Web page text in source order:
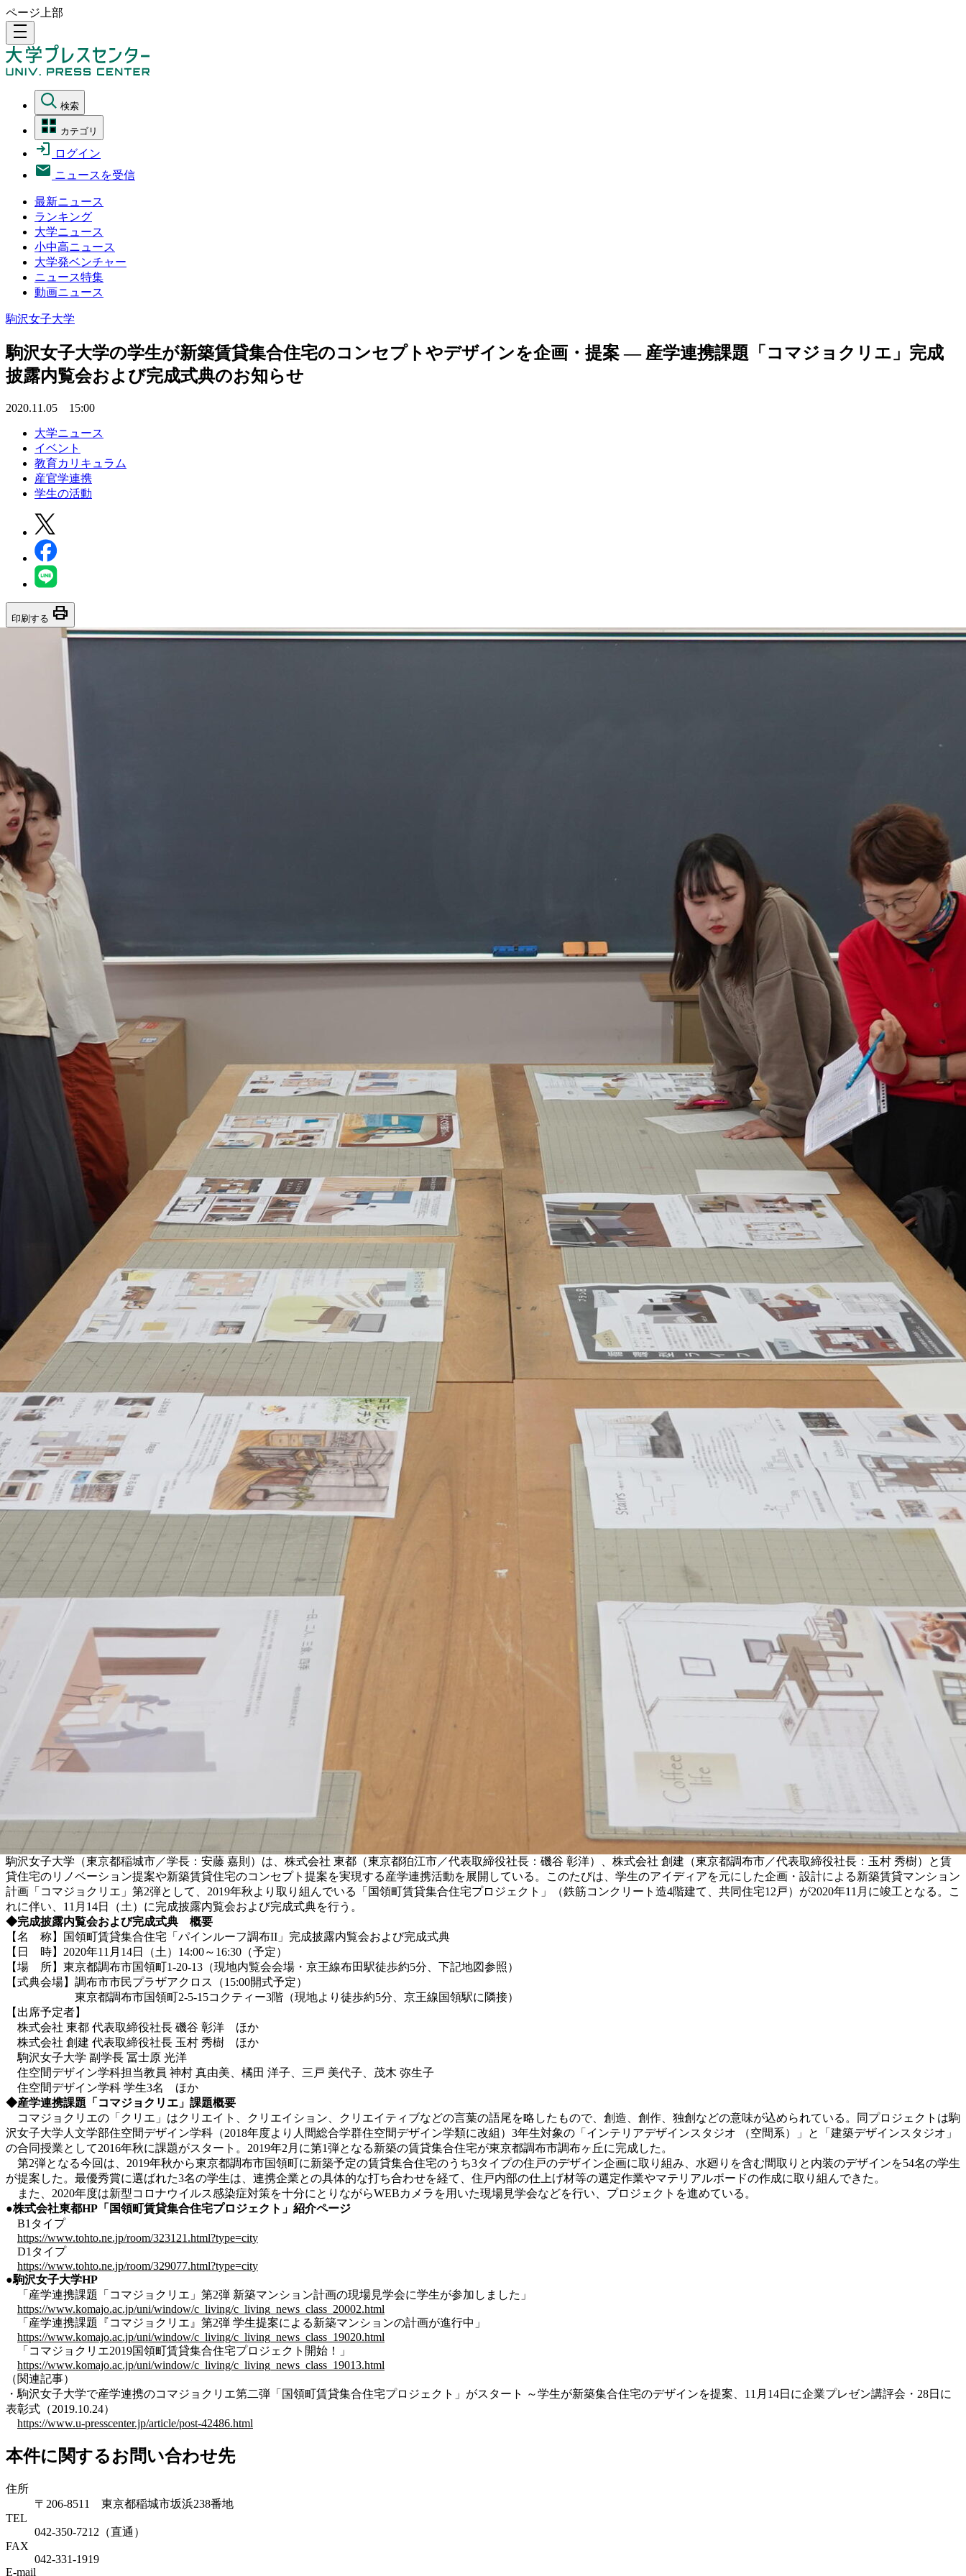
ページ上部
density_medium
検索
カテゴリ
ログイン
ニュースを受信
最新ニュース
ランキング
大学ニュース
小中高ニュース
大学発ベンチャー
ニュース特集
動画ニュース
駒沢女子大学
駒沢女子大学の学生が新築賃貸集合住宅のコンセプトやデザインを企画・提案 — 産学連携課題「コマジョクリエ」完成
披露内覧会および完成式典のお知らせ
2020.11.05 15:00
大学ニュース
イベント
教育カリキュラム
産官学連携
学生の活動
印刷する print
駒沢女子大学（東京都稲城市／学長：安藤 嘉則）は、株式会社 東都（東京都狛江市／代表取締役社長：磯谷 彰洋）、株式会社 創建（東京都調布市／代表取締役社長：玉村 秀樹）と賃
貸住宅のリノベーション提案や新築賃貸住宅のコンセプト提案を実現する産学連携活動を展開している。このたびは、学生のアイディアを元にした企画・設計による新築賃貸マンション
計画「コマジョクリエ」第2弾として、2019年秋より取り組んでいる「国領町賃貸集合住宅プロジェクト」（鉄筋コンクリート造4階建て、共同住宅12戸）が2020年11月に竣工となる。こ
れに伴い、11月14日（土）に完成披露内覧会および完成式典を行う。
◆完成披露内覧会および完成式典 概要
【名 称】国領町賃貸集合住宅「パインルーフ調布II」完成披露内覧会および完成式典
【日 時】2020年11月14日（土）14:00～16:30（予定）
【場 所】東京都調布市国領町1-20-13（現地内覧会会場・京王線布田駅徒歩約5分、下記地図参照）
【式典会場】調布市市民プラザアクロス（15:00開式予定）
東京都調布市国領町2-5-15コクティー3階（現地より徒歩約5分、京王線国領駅に隣接）
【出席予定者】
株式会社 東都 代表取締役社長 磯谷 彰洋 ほか
株式会社 創建 代表取締役社長 玉村 秀樹 ほか
駒沢女子大学 副学長 冨士原 光洋
住空間デザイン学科担当教員 神村 真由美、橘田 洋子、三戸 美代子、茂木 弥生子
住空間デザイン学科 学生3名 ほか
◆産学連携課題「コマジョクリエ」課題概要
コマジョクリエの「クリエ」はクリエイト、クリエイション、クリエイティブなどの言葉の語尾を略したもので、創造、創作、独創などの意味が込められている。同プロジェクトは駒
沢女子大学人文学部住空間デザイン学科（2018年度より人間総合学群住空間デザイン学類に改組）3年生対象の「インテリアデザインスタジオ （空間系）」と「建築デザインスタジオ」
の合同授業として2016年秋に課題がスタート。2019年2月に第1弾となる新築の賃貸集合住宅が東京都調布市調布ヶ丘に完成した。
第2弾となる今回は、2019年秋から東京都調布市国領町に新築予定の賃貸集合住宅のうち3タイプの住戸のデザイン企画に取り組み、水廻りを含む間取りと内装のデザインを54名の学生
が提案した。最優秀賞に選ばれた3名の学生は、連携企業との具体的な打ち合わせを経て、住戸内部の仕上げ材等の選定作業やマテリアルボードの作成に取り組んできた。
また、2020年度は新型コロナウイルス感染症対策を十分にとりながらWEBカメラを用いた現場見学会などを行い、プロジェクトを進めている。
●株式会社東都HP「国領町賃貸集合住宅プロジェクト」紹介ページ
B1タイプ
https://www.tohto.ne.jp/room/323121.html?type=city
D1タイプ
https://www.tohto.ne.jp/room/329077.html?type=city
●駒沢女子大学HP
「産学連携課題「コマジョクリエ」第2弾 新築マンション計画の現場見学会に学生が参加しました」
https://www.komajo.ac.jp/uni/window/c_living/c_living_news_class_20002.html
「産学連携課題『コマジョクリエ』第2弾 学生提案による新築マンションの計画が進行中」
https://www.komajo.ac.jp/uni/window/c_living/c_living_news_class_19020.html
「コマジョクリエ2019国領町賃貸集合住宅プロジェクト開始！」
https://www.komajo.ac.jp/uni/window/c_living/c_living_news_class_19013.html
（関連記事）
・駒沢女子大学で産学連携のコマジョクリエ第二弾「国領町賃貸集合住宅プロジェクト」がスタート ～学生が新築集合住宅のデザインを提案、11月14日に企業プレゼン講評会・28日に
表彰式（2019.10.24）
https://www.u-presscenter.jp/article/post-42486.html
本件に関するお問い合わせ先
住所
〒206-8511 東京都稲城市坂浜238番地
TEL
042-350-7212（直通）
FAX
042-331-1919
E-mail